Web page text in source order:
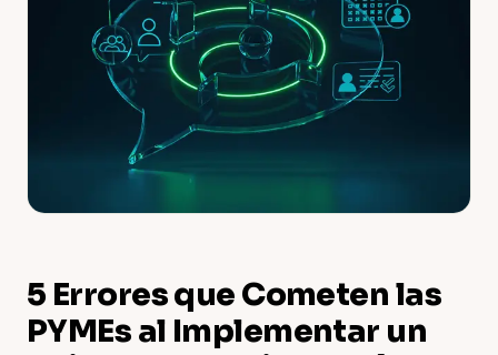
5 Errores que Cometen las
PYMEs al Implementar un